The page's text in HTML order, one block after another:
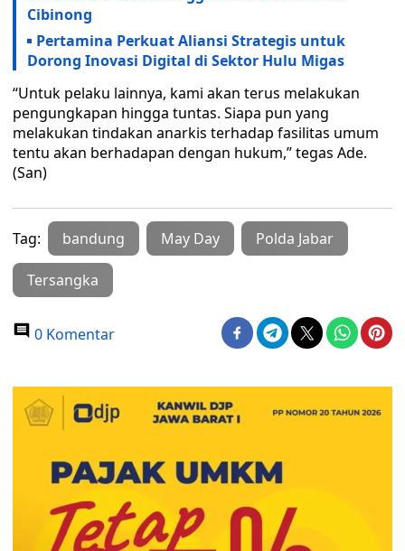
Cibinong
Pertamina Perkuat Aliansi Strategis untuk
Dorong Inovasi Digital di Sektor Hulu Migas
“Untuk pelaku lainnya, kami akan terus melakukan
pengungkapan hingga tuntas. Siapa pun yang
melakukan tindakan anarkis terhadap fasilitas umum
tentu akan berhadapan dengan hukum,” tegas Ade.
(San)
Tag: bandung May Day Polda Jabar
Tersangka
0 Komentar